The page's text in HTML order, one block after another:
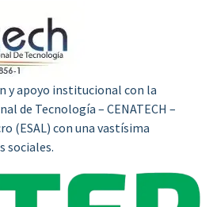
y apoyo institucional con la
de Tecnología – CENATECH –
(ESAL) con una vastísima
sociales.